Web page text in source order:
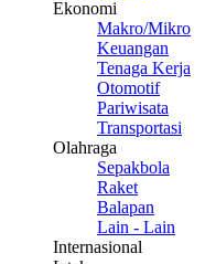
Ekonomi
Makro/Mikro
Keuangan
Tenaga Kerja
Otomotif
Pariwisata
Transportasi
Olahraga
Sepakbola
Raket
Balapan
Lain - Lain
Internasional